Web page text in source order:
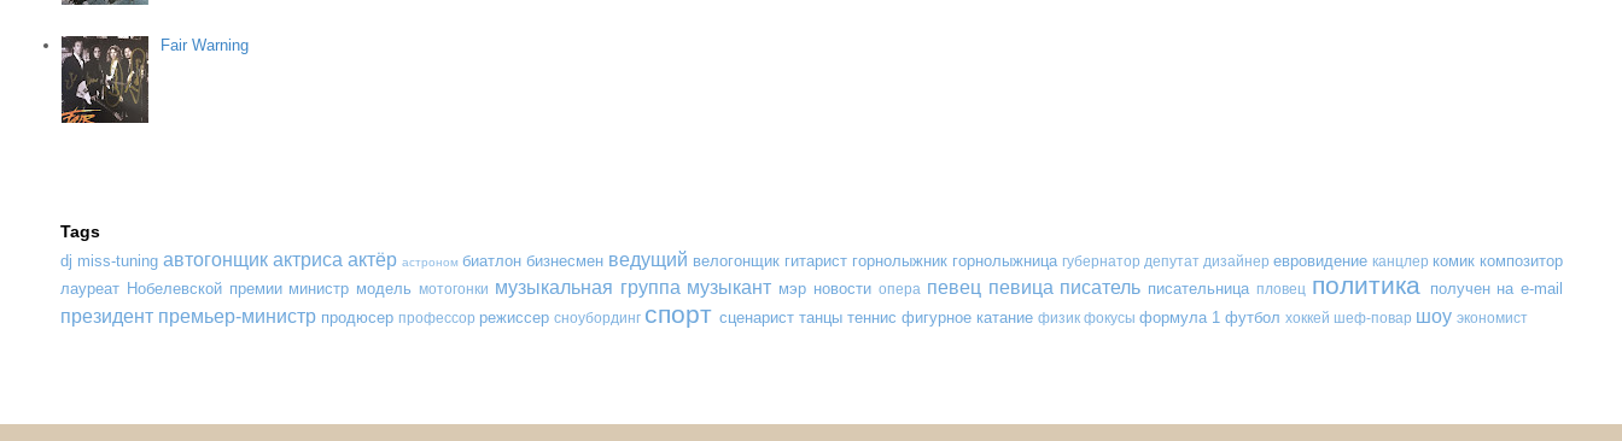
Fair Warning
Tags
dj miss-tuning автогонщик актриса актёр астроном биатлон бизнесмен ведущий велогонщик гитарист горнолыжник горнолыжница губернатор депутат дизайнер евровидение канцлер комик композитор
лауреат Нобелевской премии министр модель мотогонки музыкальная группа музыкант мэр новости опера певец певица писатель писательница пловец политика получен на e-mail
президент премьер-министр продюсер профессор режиссер сноубординг спорт сценарист танцы теннис фигурное катание физик фокусы формула 1 футбол хоккей шеф-повар шоу экономист